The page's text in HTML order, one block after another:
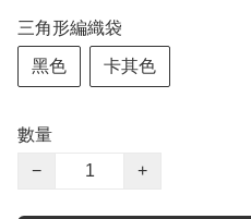
三角形編織袋
黑色 卡其色
數量
−
+